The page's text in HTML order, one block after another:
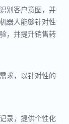
别客户意图，并
器人能够针对性
，并提升销售转
求，以针对性的
录，提供个性化